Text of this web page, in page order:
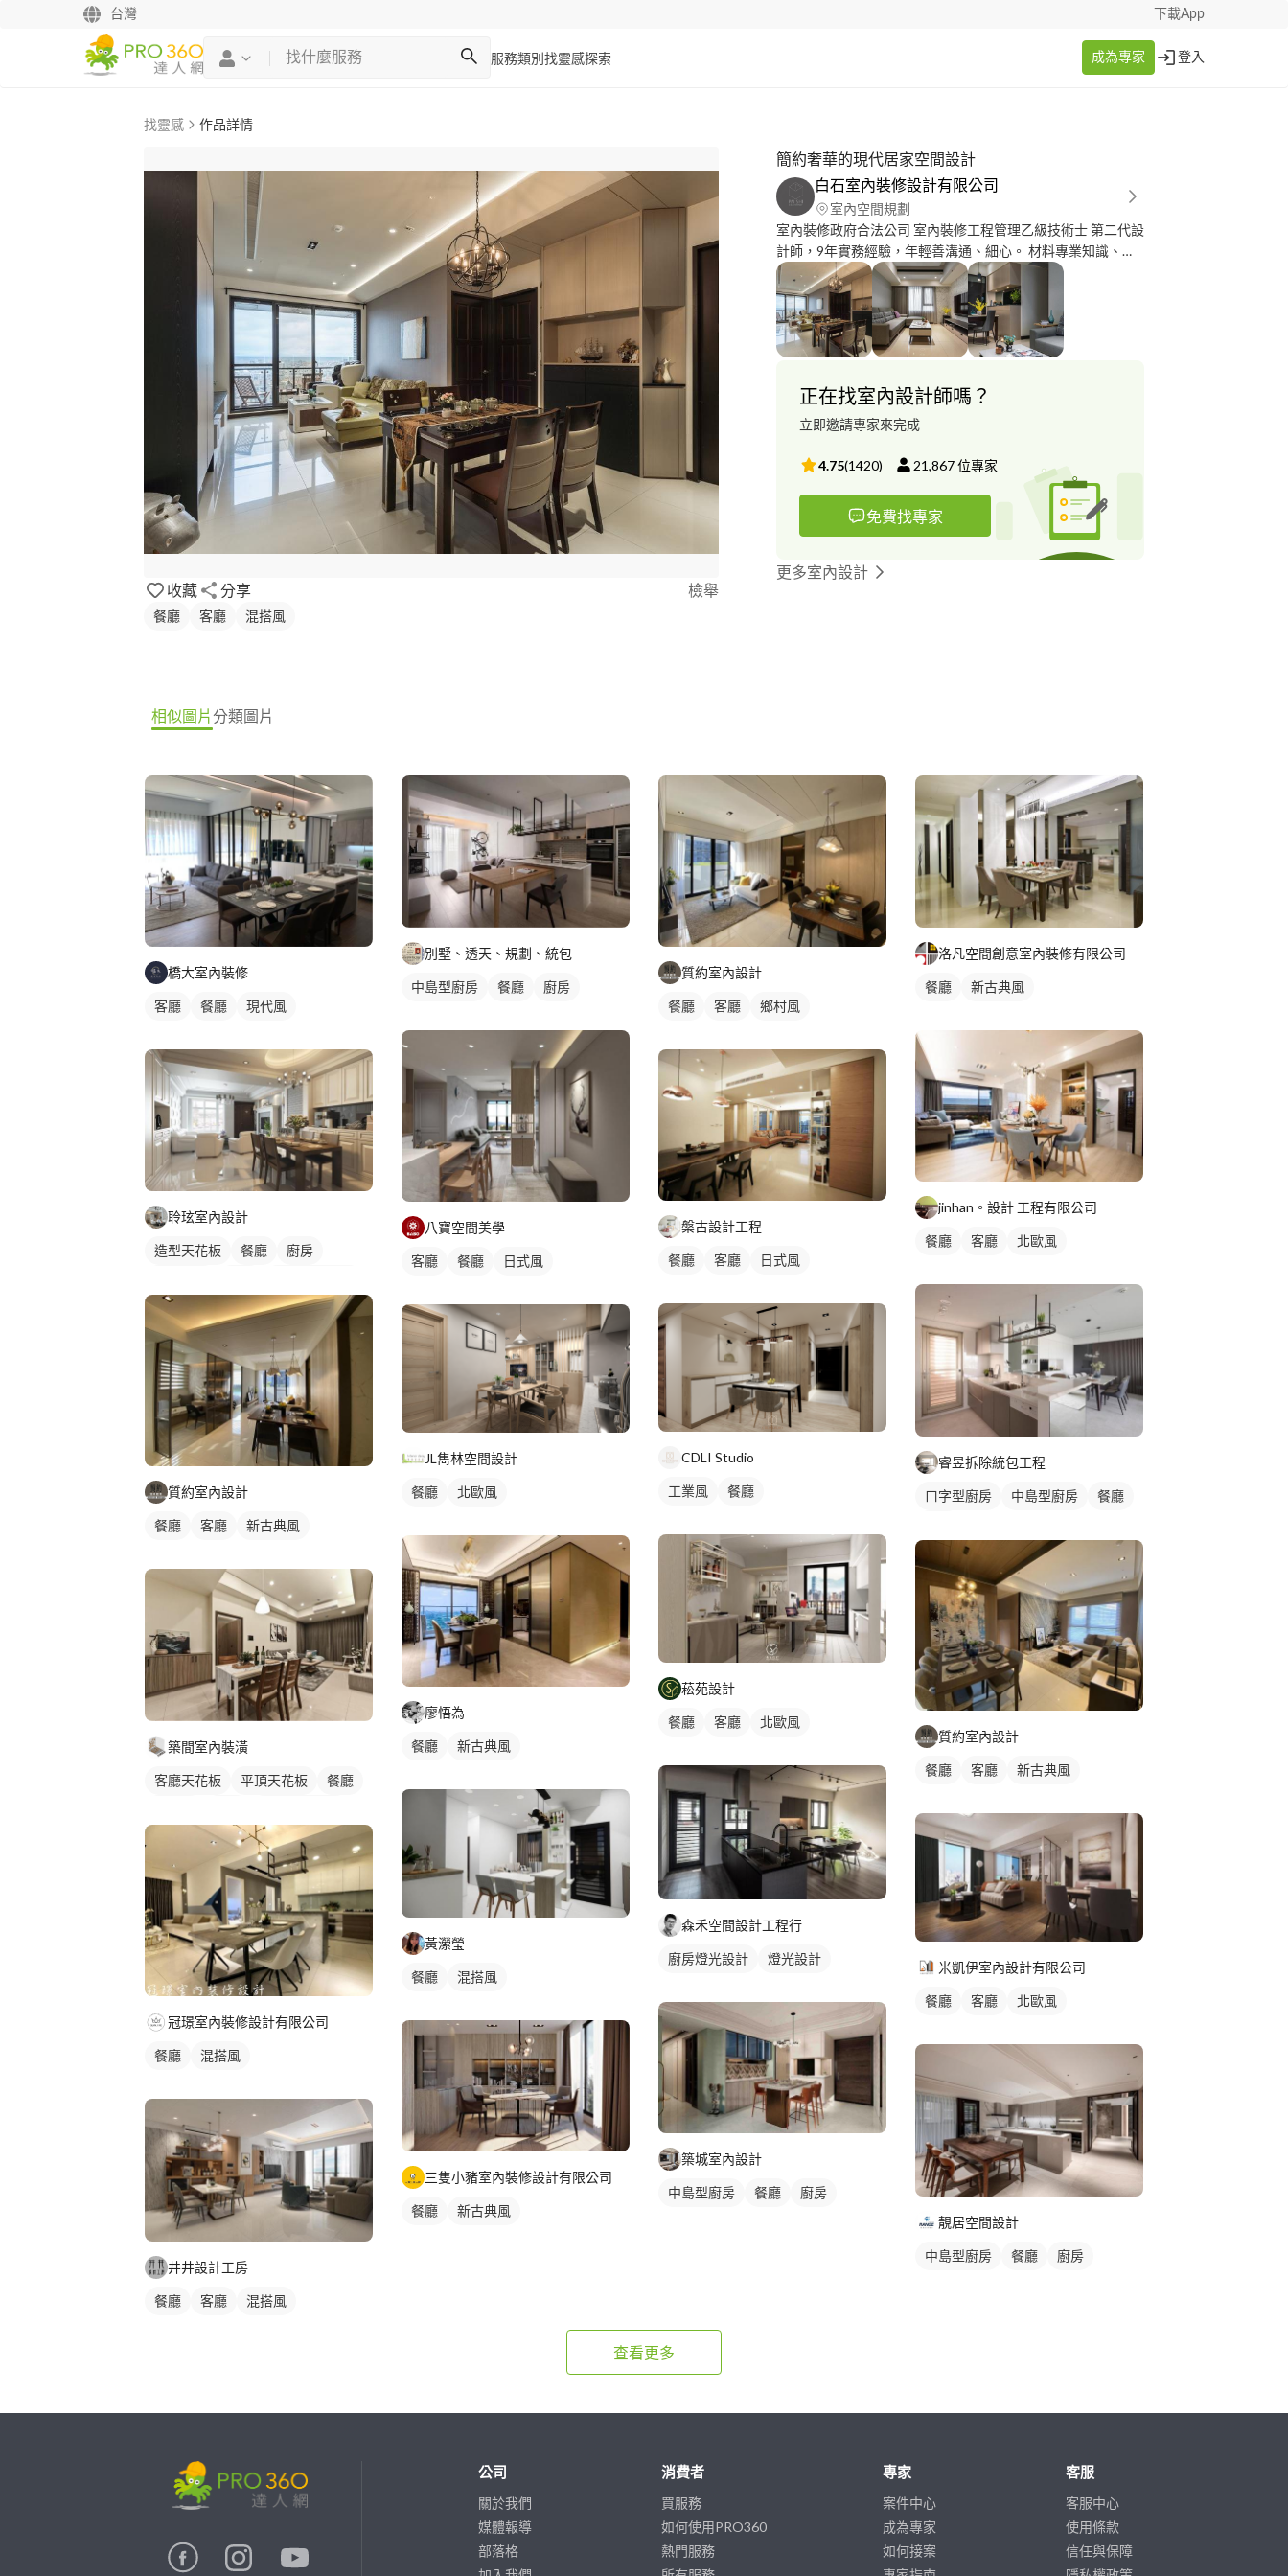
台灣 下載App
服務類別 找靈感探索 成為專家 登入
找靈感 作品詳情
收藏 分享 檢舉
餐廳 客廳 混搭風
簡約奢華的現代居家空間設計
白石室內裝修設計有限公司
室內空間規劃
室內裝修政府合法公司 室內裝修工程管理乙級技術士 第二代設
計師，9年實務經驗，年輕善溝通、細心。 材料專業知識、施
工法專業知識、施工工班汰篩、設計的多元性、專業的監工管
理。
正在找室內設計師嗎？
立即邀請專家來完成
4.75(1420) 21,867位專家
免費找專家
更多室內設計
相似圖片分類圖片
橋大室內裝修
客廳 餐廳 現代風
聆玹室內設計
造型天花板 餐廳
廚房
客廳燈光設計
質約室內設計
餐廳 客廳 新古典風
築間室內裝潢
客廳天花板 平頂天花板
餐廳
客廳燈光設計
冠璟室內裝修設計有限公司
餐廳 混搭風
井井設計工房
餐廳 客廳 混搭風
別墅、透天、規劃、統包
中島型廚房 餐廳 廚房
八寶空間美學
客廳 餐廳 日式風
JL雋林空間設計
餐廳 北歐風
廖悟為
餐廳 新古典風
黃瀠瑩
餐廳 混搭風
三隻小豬室內裝修設計有限公司
餐廳 新古典風
質約室內設計
餐廳 客廳 鄉村風
槃古設計工程
餐廳 客廳 日式風
CDLI Studio
工業風 餐廳
菘苑設計
餐廳 客廳 北歐風
森禾空間設計工程行
廚房燈光設計 燈光設計
築城室內設計
中島型廚房 餐廳 廚房
洛凡空間創意室內裝修有限公司
餐廳 新古典風
jinhan。設計 工程有限公司
餐廳 客廳 北歐風
睿昱拆除統包工程
ㄇ字型廚房 中島型廚房
餐廳
質約室內設計
餐廳 客廳 新古典風
米凱伊室內設計有限公司
餐廳 客廳 北歐風
靚居空間設計
中島型廚房 餐廳 廚房
查看更多
公司
關於我們
媒體報導
部落格
消費者
買服務
如何使用PRO360
熱門服務
專家
案件中心
成為專家
如何接案
客服
客服中心
使用條款
信任與保障